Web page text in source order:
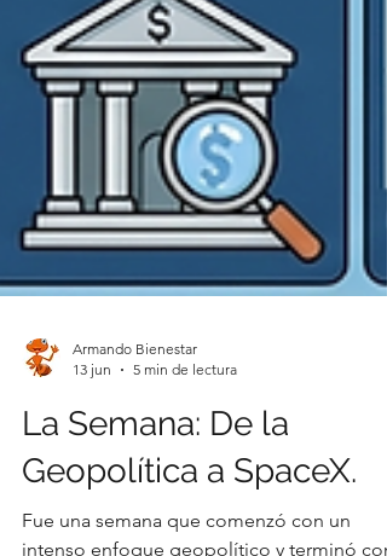
Armando Bienestar
13 jun
5 min de lectura
La Semana: De la